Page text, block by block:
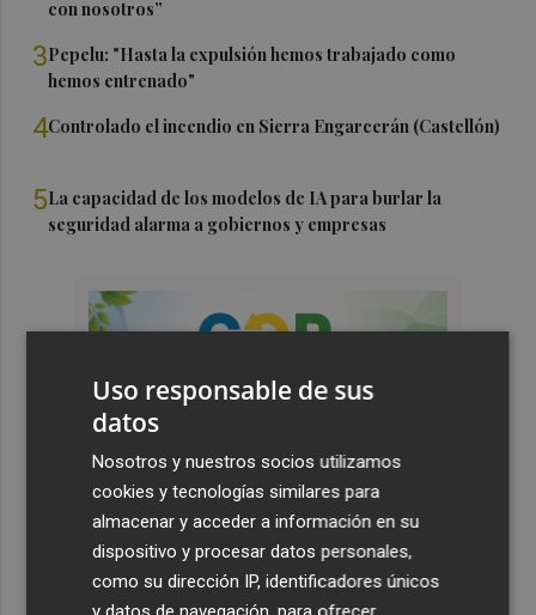
con nosotros”
3Pepelu: "Hasta la expulsión hemos trabajado como
hemos entrenado"
4Controlado el incendio en Sierra Engarcerán (Castellón)
5La capacidad de los modelos de IA para burlar la
seguridad alarma a gobiernos y empresas
Uso responsable de sus
datos
Nosotros y nuestros socios utilizamos
cookies y tecnologías similares para
almacenar y acceder a información en su
dispositivo y procesar datos personales,
como su dirección IP, identificadores únicos